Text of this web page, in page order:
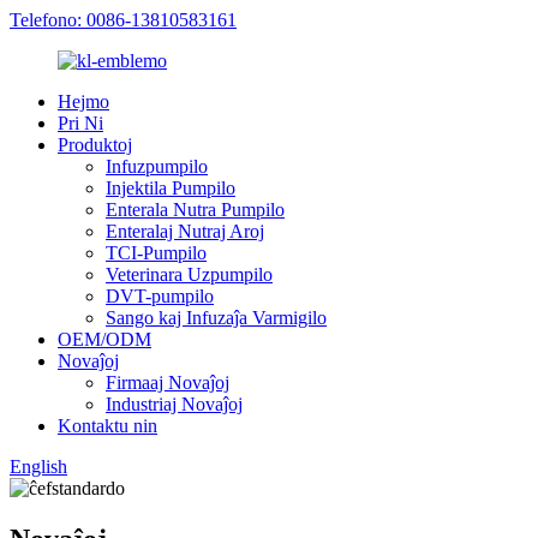
Telefono: 0086-13810583161
Hejmo
Pri Ni
Produktoj
Infuzpumpilo
Injektila Pumpilo
Enterala Nutra Pumpilo
Enteralaj Nutraj Aroj
TCI-Pumpilo
Veterinara Uzpumpilo
DVT-pumpilo
Sango kaj Infuzaĵa Varmigilo
OEM/ODM
Novaĵoj
Firmaaj Novaĵoj
Industriaj Novaĵoj
Kontaktu nin
English